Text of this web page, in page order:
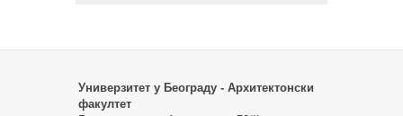
Универзитет у Београду - Архитектонски
факултет